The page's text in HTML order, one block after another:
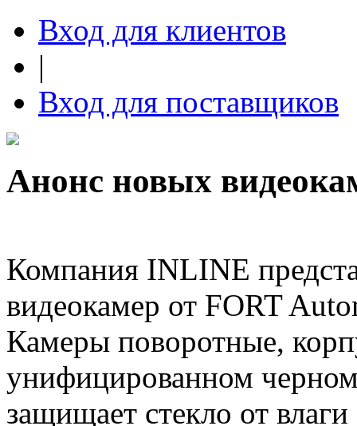
Вход для клиентов
|
Вход для поставщиков
Анонс новых
Компания INLINE
видеокамер от FORT
Камеры поворотные,
унифицированном
защищает стекло от влаги